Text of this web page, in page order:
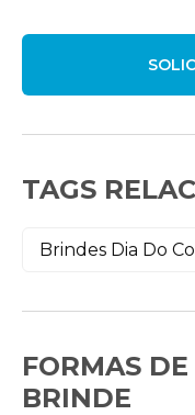
TAGS
Brindes Dia Do
FORMAS
BRINDE